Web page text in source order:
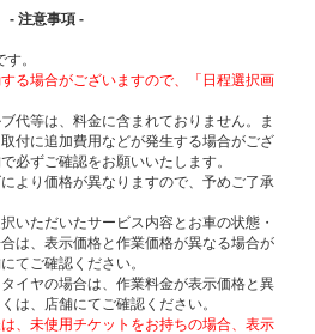
- 注意事項 -
。
る場合がございますので、「日程選択画
代等は、料金に含まれておりません。ま
付に追加費用などが発生する場合がござ
必ずご確認をお願いいたします。
より価格が異なりますので、予めご了承
いただいたサービス内容とお車の状態・
は、表示価格と作業価格が異なる場合が
てご確認ください。
イヤの場合は、作業料金が表示価格と異
は、店舗にてご確認ください。
、未使用チケットをお持ちの場合、表示